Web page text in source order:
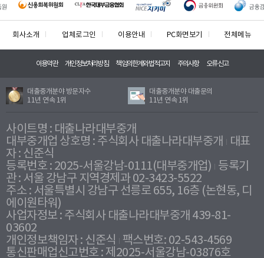
회사소개 업체로그인 이용안내 PC화면보기 전체메뉴
이용약관 개인정보처리방침 책임의한계와법적고지 주의사항 오류신고
대출중개분야 방문자수
11년 연속 1위
대출중개분야 대출문의
11년 연속 1위
사이트명 : 대출나라대부중개
대부중개업 상호명 : 주식회사 대출나라대부중개
대표
자 : 신준식
등록번호 : 2025-서울강남-0111(대부중개업) 등록기
관 : 서울 강남구 지역경제과 02-3423-5522
주소 : 서울특별시 강남구 선릉로 655, 16층 (논현동, 디
에이원타워)
사업자정보 : 주식회사 대출나라대부중개 439-81-
03602
개인정보책임자 : 신준식
팩스번호: 02-543-4569
통신판매업신고번호 : 제2025-서울강남-03876호